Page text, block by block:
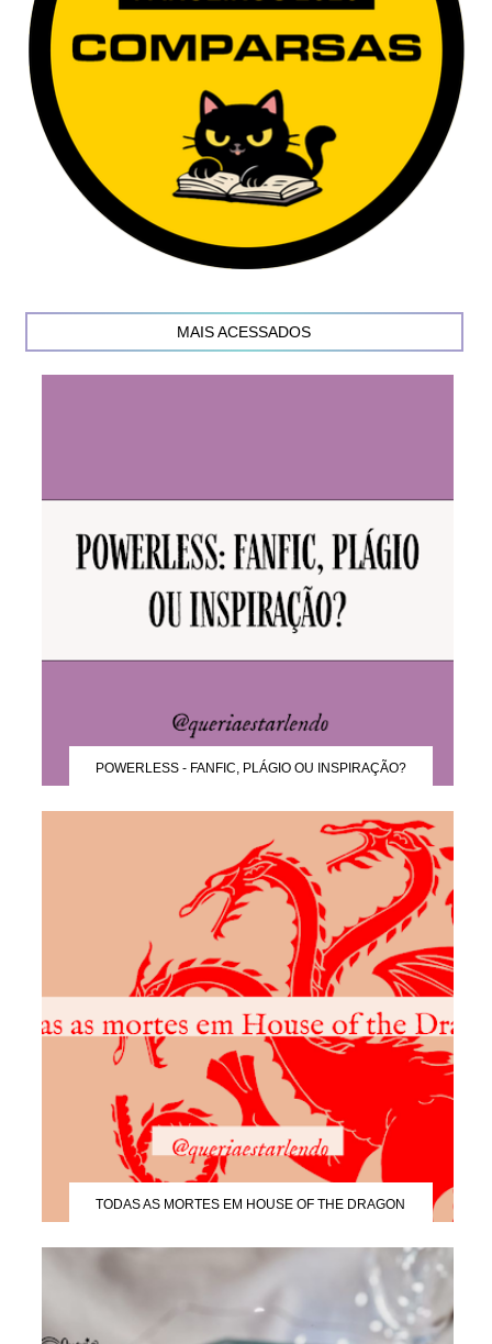
MAIS ACESSADOS
POWERLESS - FANFIC, PLÁGIO OU INSPIRAÇÃO?
TODAS AS MORTES EM HOUSE OF THE DRAGON